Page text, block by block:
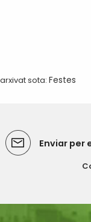
arxivat sota: Festes
Enviar per